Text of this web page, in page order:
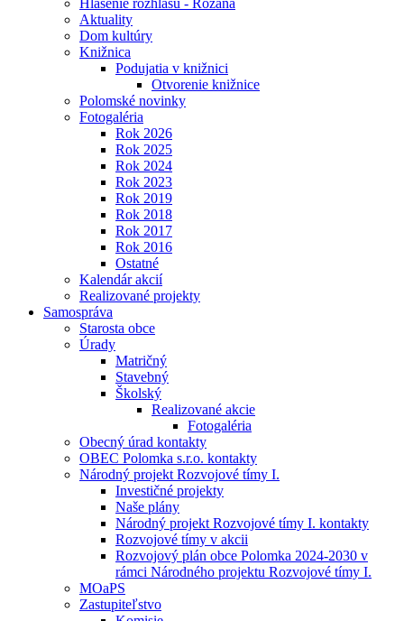
Hlásenie rozhlasu - Rozana
Aktuality
Dom kultúry
Knižnica
Podujatia v knižnici
Otvorenie knižnice
Polomské novinky
Fotogaléria
Rok 2026
Rok 2025
Rok 2024
Rok 2023
Rok 2019
Rok 2018
Rok 2017
Rok 2016
Ostatné
Kalendár akcií
Realizované projekty
Samospráva
Starosta obce
Úrady
Matričný
Stavebný
Školský
Realizované akcie
Fotogaléria
Obecný úrad kontakty
OBEC Polomka s.r.o. kontakty
Národný projekt Rozvojové tímy I.
Investičné projekty
Naše plány
Národný projekt Rozvojové tímy I. kontakty
Rozvojové tímy v akcii
Rozvojový plán obce Polomka 2024-2030 v
rámci Národného projektu Rozvojové tímy I.
MOaPS
Zastupiteľstvo